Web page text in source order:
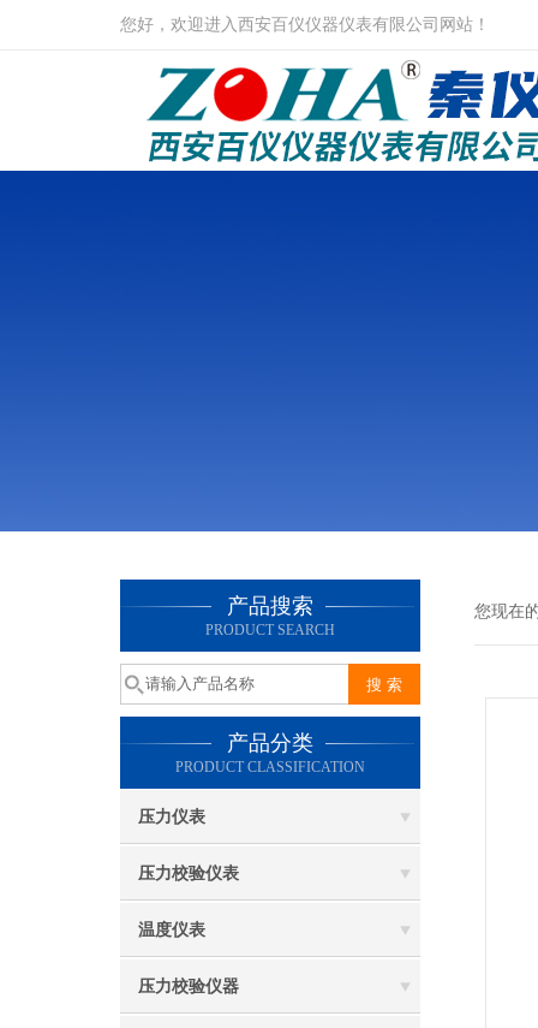
您好，欢迎进入西安百仪仪器仪表有限公司网站！
产品搜索
PRODUCT SEARCH
产品分类
PRODUCT CLASSIFICATION
压力仪表
压力校验仪表
温度仪表
压力校验仪器
您现在